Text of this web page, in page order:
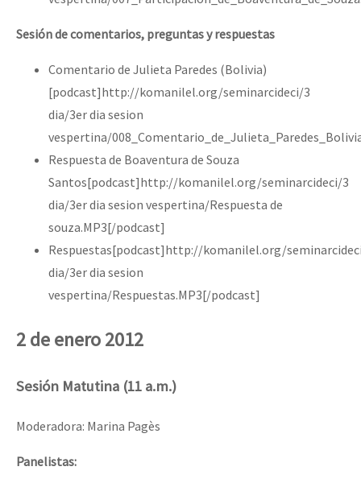
Sesión de comentarios, preguntas y respuestas
Comentario de Julieta Paredes (Bolivia)
[podcast]http://komanilel.org/seminarcideci/3
dia/3er dia sesion
vespertina/
Respuesta de Boaventura de Souza
Santos[podcast]http://komanilel.org/seminarcideci/3
dia/3er dia sesion vespertina/Respuesta de
souza.MP3[/podcast]
Respuestas[podcast]http://komanilel.org/
dia/3er dia sesion
vespertina/Respuestas.MP3[/podcast]
2 de enero 2012
Sesión Matutina (11 a.m.)
Moderadora: Marina Pagès
Panelistas: